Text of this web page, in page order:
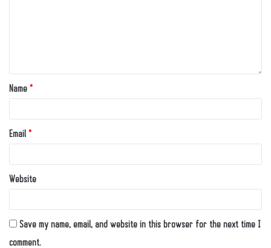
Name *
Email *
Website
Save my name, email, and website in this browser for the next time I
comment.